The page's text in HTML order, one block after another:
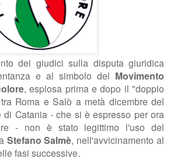
dei giudici sulla disputa giuridica
e al simbolo del Movimento
, esplosa prima e dopo il "doppio
Roma e Salò a metà dicembre del
Catania - che si è espresso per ora
- non è stato legittimo l'uso del
Stefano Salmè, nell'avvicinamento al
fasi successive.